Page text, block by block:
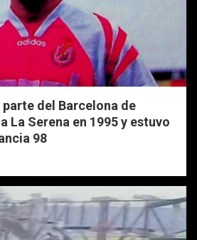
del Barcelona de
La Serena en 1995 y estuvo
98